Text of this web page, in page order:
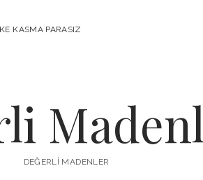
KASMA PARASIZ
DEĞERLI MADENLER